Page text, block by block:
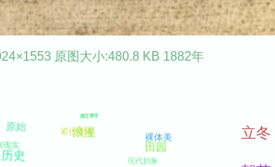
原图大小:480.8 KB 1882年